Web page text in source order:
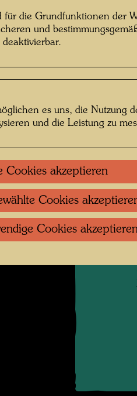
für die Grundfunktionen der
und
es uns, die Nutzung
und die Leistung zu
Cookies akzeptieren
Cookies
Cookies